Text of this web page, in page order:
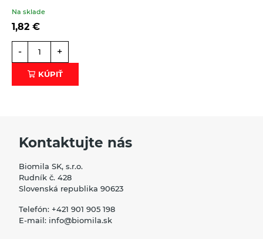
Na sklade
1,82 €
- +
KÚPIŤ
Kontaktujte nás
Biomila SK, s.r.o.
Rudník č. 428
Slovenská republika 90623
Telefón: +421 901 905 198
E-mail: info@biomila.sk